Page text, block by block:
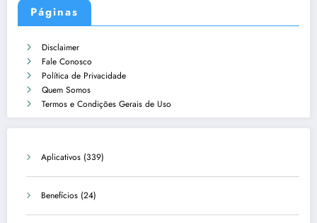
Páginas
Disclaimer
Fale Conosco
Política de Privacidade
Quem Somos
Termos e Condições Gerais de Uso
Aplicativos (339)
Benefícios (24)